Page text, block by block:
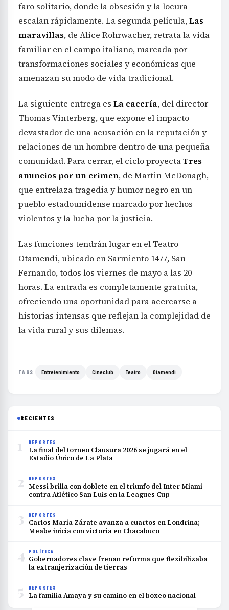
faro solitario, donde la obsesión y la locura
escalan rápidamente. La segunda película,Las
maravillas, de Alice Rohrwacher, retrata la vida
familiar en el campo italiano, marcada por
transformaciones sociales y económicas que
amenazan su modo de vida tradicional.
La siguiente entrega es La cacería, del director
Thomas Vinterberg, que expone el impacto
devastador de una acusación en la reputación y
relaciones de un hombre dentro de una pequeña
comunidad. Para cerrar, el ciclo proyectaTres
anuncios por un crimen, de Martin McDonagh,
que entrelaza tragedia y humor negro en un
pueblo estadounidense marcado por hechos
violentos y la lucha por la justicia.
Las funciones tendrán lugar en el Teatro
Otamendi, ubicado en Sarmiento 1477, San
Fernando, todos los viernes de mayo a las 20
horas. La entrada es completamente gratuita,
ofreciendo una oportunidad para acercarse a
historias intensas que reflejan la complejidad de
la vida rural y sus dilemas.
TAGS Entretenimiento Cineclub Teatro Otamendi
RECIENTES
1 DEPORTES
La final del torneo Clausura 2026 se jugará en el
Estadio Único de La Plata
2 DEPORTES
Messi brilla con doblete en el triunfo del Inter Miami
contra Atlético San Luis en la Leagues Cup
3 DEPORTES
Carlos María Zárate avanza a cuartos en Londrina;
Meabe inicia con victoria en Chacabuco
4 POLÍTICA
Gobernadores clave frenan reforma que flexibilizaba
la extranjerización de tierras
5 DEPORTES
La familia Amaya y su camino en el boxeo nacional